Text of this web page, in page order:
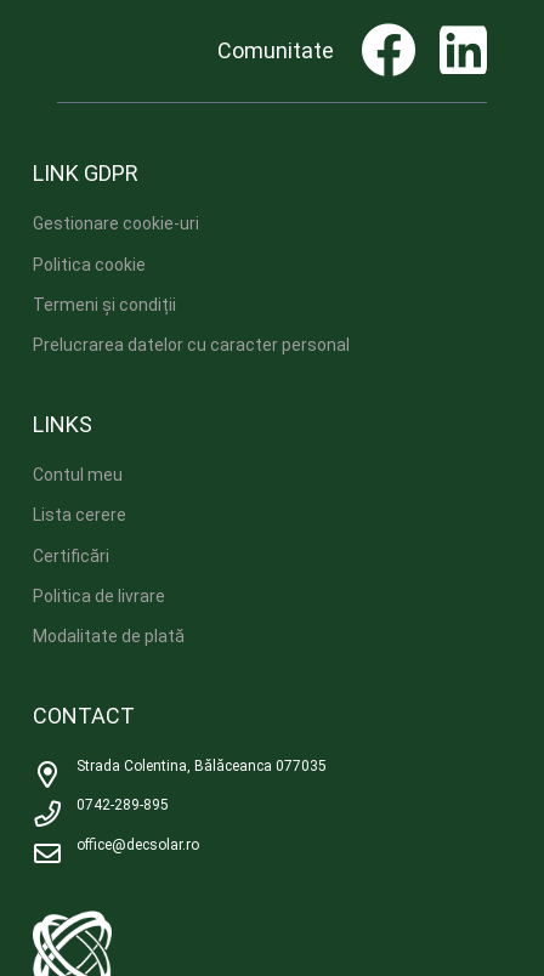
Comunitate
LINK GDPR
Gestionare cookie-uri
Politica cookie
Termeni și condiții
Prelucrarea datelor cu caracter personal
LINKS
Contul meu
Lista cerere
Certificări
Politica de livrare
Modalitate de plată
CONTACT
Strada Colentina, Bălăceanca 077035
0742-289-895
office@decsolar.ro